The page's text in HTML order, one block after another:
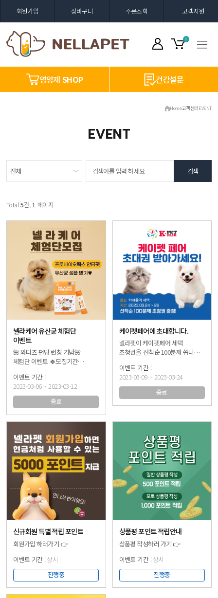
회원가입 장바구니 주문조회 고객지원
0
영양제 SHOP 건강설문
Home고객센터EVENT
EVENT
Total 5건, 1 페이지
넬라케어 유산균 체험단
이벤트
🌺 와디즈 펀딩 런칭 기념🌺
체험단 이벤트 🍀모집기간
참여방법 1. 와디즈 펀딩 알림
신청하기 👉프로필 💙와디즈💙
에서 링크 클릭! 2. 지지서명 혹은
sns 공유 후 인증샷 캡쳐 3. 체험단
이벤트 폼 작성하기 👉프로필 💛
당첨 후 샘플 받아보고 커뮤니티에
후기 작성하기! 해당 순서를 잘
따라가주신 서포터님 중 추첨을
통해 15분을 선정하여 넬라케어
프로바이오틱스 안티펫 샘플
10스틱을 보내드립니다! 더 많은
서포터님들이 넬라케어 제품을
만나볼 수 있도록 🧡당첨되신
서포터님들은 체험 후기를 와디즈
커뮤니티에 꼭 작성 부탁드립니다!
🧡 🍀안내사항 * 당첨자 소식은
새소식과 개별 연락을 통해
전해드립니다. * 작성 정보가
미비하여 확인이 어려운 경우
선정이 취소될 수 있습니다. * 체험
후 기간 내 후기를 작성하지 않은
서포터님께는 제품 비용이 청구될
수 있..
2023-03-06 ~ 2023-03-12
종료
케이펫페어에 초대합니다.
넬라펫이 케이펫페어 세택
초청권을 선착순 100분께 쏩니다~
2023.03.24.(금) ~ 03.26.(일) 🌺
전시장소 학여울역 세텍 🍀
참여방법 1. 인스타
@nellapet_official 팔로우! 2.
게시글 좋아요 누르기❤️ 3. DM으로
초청권 쿠폰번호를 전달드립니다. )
✅선착순 이벤트로 준비된 초청권
소진 시 종료됩니다. ✅이벤트
계정, 비공개 계정, 중복 참여는
참여 대상에서 제외됩니다.
✅DM으로 전달드린 초청장
쿠폰번호는 3월 23일 (목) 자정까지
쭈쭈쭈 APP을 통해 직접
등록하셔야 사용 가능합니다.
▶▶▶ 참여하러 가기 ◀◀◀
2023-03-09 ~ 2023-03-24
종료
신규회원 특별 적립 포인트
회원가입 하러가기 👉
상시
진행중
상품평 포인트 적립안내
상품평 작성하러 가기 👉
상시
진행중